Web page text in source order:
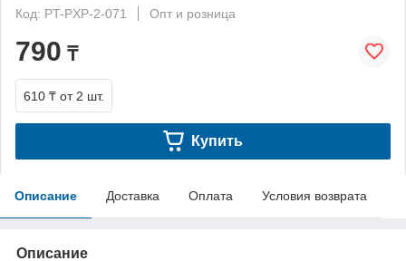
Код: PT-PXP-2-071
Опт и розница
790 ₸
610 ₸ от 2 шт.
Купить
Описание Доставка Оплата Условия возврата
Описание